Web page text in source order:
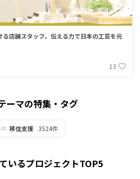
る店舗スタッフ。伝える力で日本の工芸を元
13
ーマの特集・タグ
移住支援 3524件
いるプロジェクトTOP5